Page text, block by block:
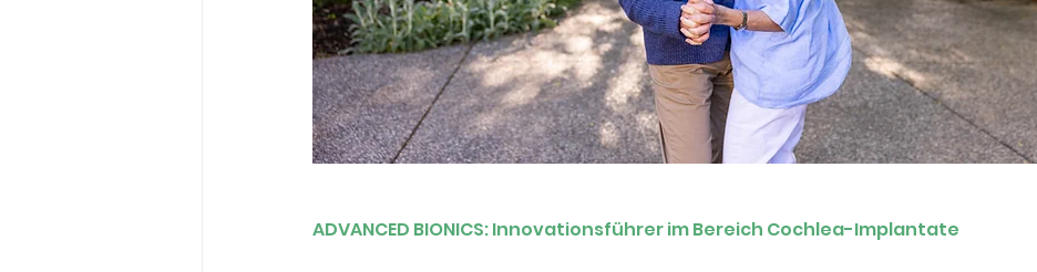
ADVANCED BIONICS: Innovationsführer im Bereich Cochlea-Implantate